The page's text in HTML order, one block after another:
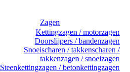
Zagen
Kettingzagen / motorzagen
Doorslijpers / bandenzagen
Snoeischaren / takkenscharen /
takkenzagen / snoeizagen
Steenkettingzagen / betonkettingzagen